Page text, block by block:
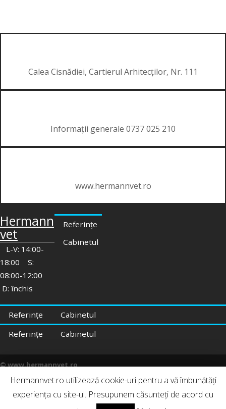
Calea Cisnădiei, Cartierul Arhitecților, Nr. 111
Informații generale 0737 025 210
www.hermannvet.ro
Hermann
vet
L-V: 14:00-
18:00 S:
08:00-12:00
D: închis
Referințe
Cabinetul
Referințe
Cabinetul
Referințe
Cabinetul
© www.hermannvet.ro
Contact|Termeni și condiții
|Politica de
Hermannvet.ro utilizează cookie-uri pentru a vă îmbunătăți
experiența cu site-ul. Presupunem căsunteți de acord cu